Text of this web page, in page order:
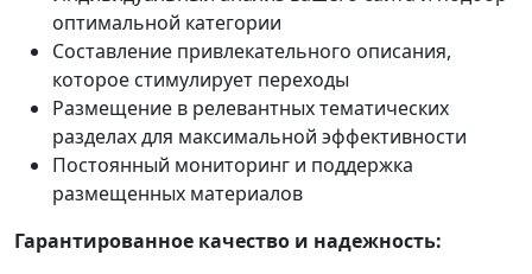
оптимальной категории
Составление привлекательного описания,
которое стимулирует переходы
Размещение в релевантных тематических
разделах для максимальной эффективности
Постоянный мониторинг и поддержка
размещенных материалов
Гарантированное качество и надежность: